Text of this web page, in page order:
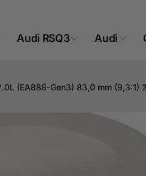
Audi RSQ3 Audi
(EA888-Gen3) 83,0 mm (9,3:1)
- 4 tagen
Hemsbacher